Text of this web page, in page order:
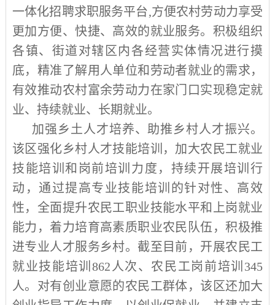
一体化招聘求职服务平台,方便农村劳动力享受
更加方便、快捷、高效的就业服务。积极组织
各镇、街道对辖区内各经营实体情况进行摸
底，精准了解用人单位和劳动者就业的需求，
有效推动农村富余劳动力在家门口实现稳定就
业、持续就业、长期就业。
加强乡土人才培养、助推乡村人才振兴。
该区强化乡村人才技能培训，加大农民工就业
技能培训和岗前培训力度，持续开展培训行
动，通过提高专业技能培训的针对性、高效
性，全面提升农民工职业技能水平和上岗就业
能力，着力培育高素质职业农民队伍，积极推
进专业人才服务乡村。截至目前，开展农民工
就业技能培训 862 人次、农民工岗前培训 345
人。对有创业意愿的农民工群体，该区还加大